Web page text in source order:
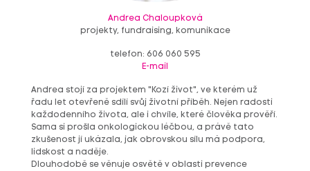
Andrea Chaloupková
projekty, fundraising, komunikace
telefon: 606 060 595
E-mail
Andrea stojí za projektem "Kozí život", ve kterém už
řadu let otevřeně sdílí svůj životní příběh. Nejen radosti
každodenního života, ale i chvíle, které člověka prověří.
Sama si prošla onkologickou léčbou, a právě tato
zkušenost jí ukázala, jak obrovskou sílu má podpora,
lidskost a naděje.
Dlouhodobě se věnuje osvětě v oblasti prevence